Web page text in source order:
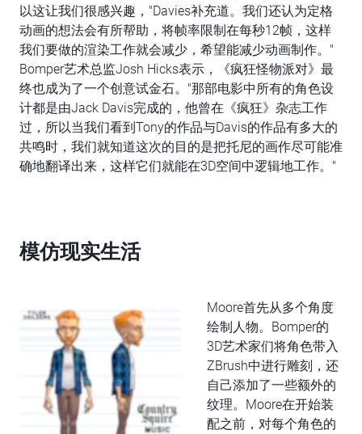
以这让我们很感兴趣，"Davies补充道。我们还认为定格
动画的想法会有所帮助，将帧率限制在每秒12帧，这样
我们要做的渲染工作就会减少，希望能减少动画制作。"
Bomper艺术总监Josh Hicks表示，《疯狂怪物派对》最
终也成为了一个创意试金石。"那部电影中所有的角色设
计都是由Jack Davis完成的，他曾在《疯狂》杂志工作
过，所以当我们看到Tony的作品与Davis的作品有多大的
共鸣时，我们就知道这次的目的是把托尼的画作尽可能准
确地翻译出来，这样它们就能在3D空间中逻辑地工作。"
模仿现实生活
Moore首先从多个角度
绘制人物。Bomper的
3D艺术家们将角色带入
ZBrush中进行雕刻，还
自己添加了一些额外的
纹理。Moore在开始装
配之前，对每个角色的